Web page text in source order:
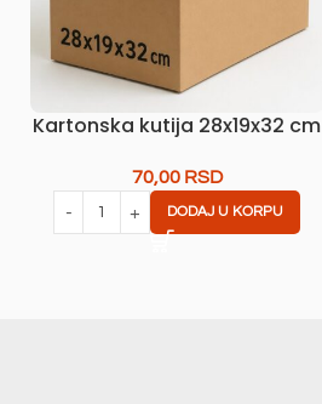
Kartonska kutija 28x19x32 cm
70,00 RSD
DODAJ U KORPU